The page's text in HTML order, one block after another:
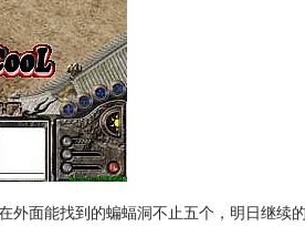
外面能找到的蝙蝠洞不止五个，明日继续